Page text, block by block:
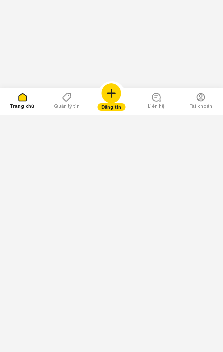
Trang chủ Quản lý tin Đăng tin Liên hệ Tài khoản